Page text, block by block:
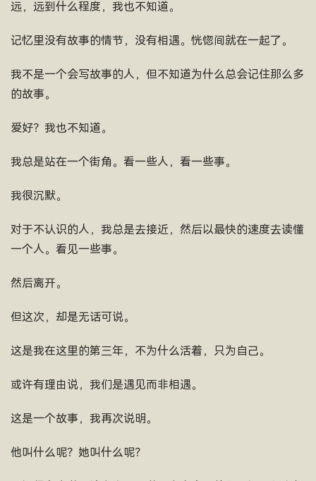
远，远到什么程度，我也不知道。
记忆里没有故事的情节，没有相遇。恍惚间就在一起了。
我不是一个会写故事的人，但不知道为什么总会记住那么多
的故事。
爱好？我也不知道。
我总是站在一个街角。看一些人，看一些事。
我很沉默。
对于不认识的人，我总是去接近，然后以最快的速度去读懂
一个人。看见一些事。
然后离开。
但这次，却是无话可说。
这是我在这里的第三年，不为什么活着，只为自己。
或许有理由说，我们是遇见而非相遇。
这是一个故事，我再次说明。
他叫什么呢？她叫什么呢？